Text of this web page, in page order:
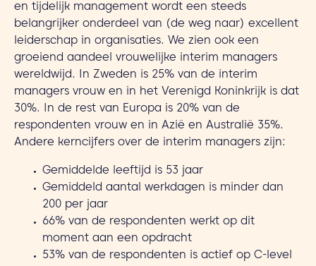
en tijdelijk management wordt een steeds
belangrijker onderdeel van (de weg naar) excellent
leiderschap in organisaties. We zien ook een
groeiend aandeel vrouwelijke interim managers
wereldwijd. In Zweden is 25% van de interim
managers vrouw en in het Verenigd Koninkrijk is dat
30%. In de rest van Europa is 20% van de
respondenten vrouw en in Azië en Australië 35%.
Andere kerncijfers over de interim managers zijn:
Gemiddelde leeftijd is 53 jaar
Gemiddeld aantal werkdagen is minder dan
200 per jaar
66% van de respondenten werkt op dit
moment aan een opdracht
53% van de respondenten is actief op C-level